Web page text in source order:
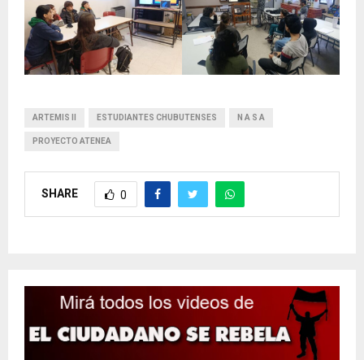
ARTEMIS II ESTUDIANTES CHUBUTENSES N A S A
PROYECTO ATENEA
SHARE 0